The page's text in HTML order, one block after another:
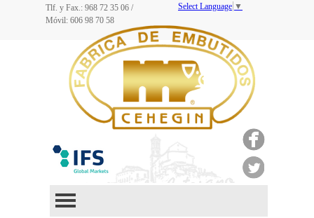
Select Language ▼
Tlf. y Fax.: 968 72 35 06 /
Móvil: 606 98 70 58